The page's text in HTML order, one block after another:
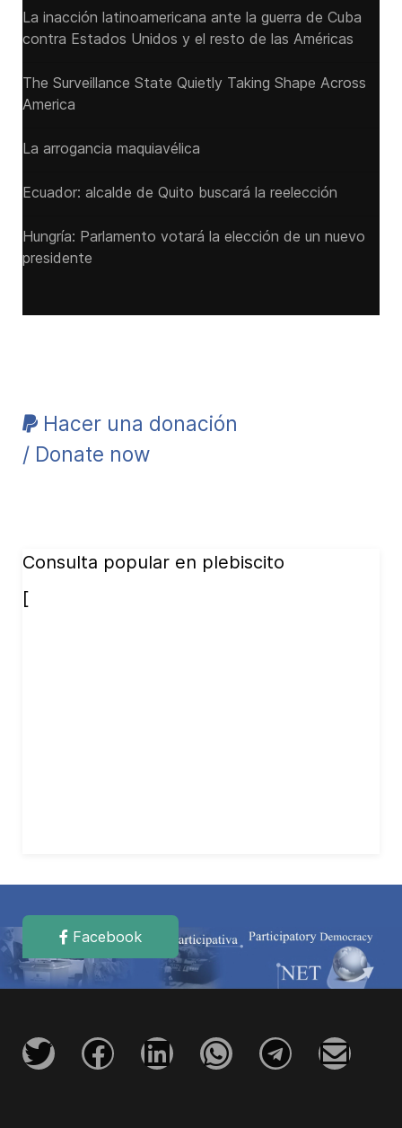
La inacción latinoamericana ante la guerra de Cuba
contra Estados Unidos y el resto de las Américas
The Surveillance State Quietly Taking Shape Across
America
La arrogancia maquiavélica
Ecuador: alcalde de Quito buscará la reelección
Hungría: Parlamento votará la elección de un nuevo
presidente
Hacer una donación
/ Donate now
Consulta popular en plebiscito
[
Facebook